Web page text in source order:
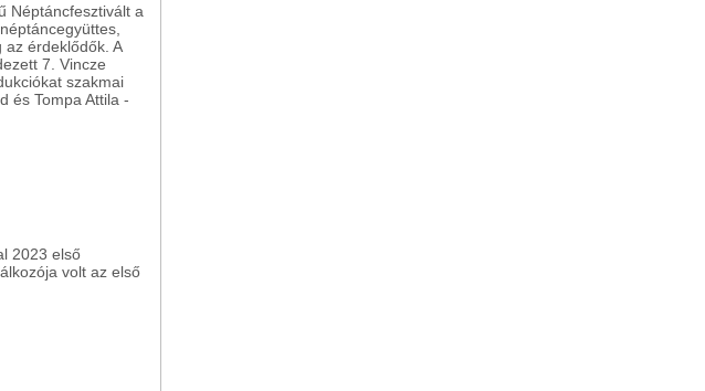
Néptáncfesztivált a
érdeklődők. A
7. Vincze
szakmai
és Tompa Attila -
2023 első
volt az első